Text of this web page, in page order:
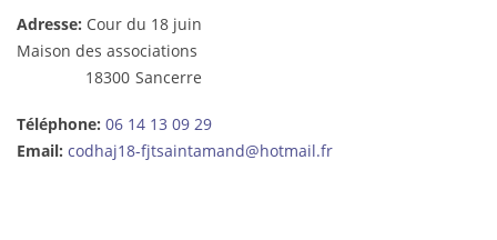
Adresse: Cour du 18 juin
Maison des associations
18300 Sancerre
Téléphone: 06 14 13 09 29
Email: codhaj18-fjtsaintamand@hotmail.fr